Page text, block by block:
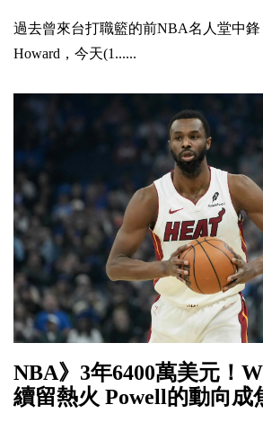
過去曾來台打職籃的前NBA名人堂中
Howard，今天(1......
NBA》3年6400萬美元！
續留熱火 Powell的動向成